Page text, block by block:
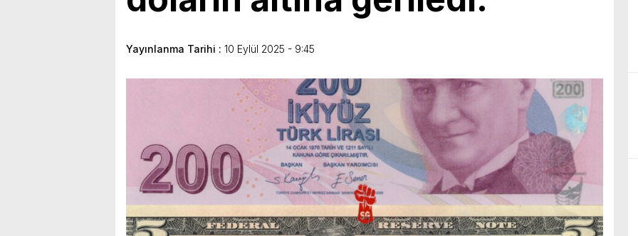
bulunduk. Ortak akıl ve iş birliğiyle hayata geçireceğimiz çalışmalar üzerine verimli bir
Yayınlanma Tarihi : 10 Eylül 2025 - 9:45